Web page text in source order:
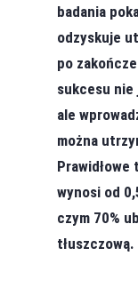
badania
odzyskuje
po
sukcesu
ale
można
Prawidłowe
wynosi od
czym 70%
tłuszczową.